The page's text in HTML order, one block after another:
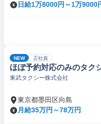
日給1万8000円～1万9000
NEW 正社員
ほぼ予約対応のみのタク
東武タクシー株式会社
東京都墨田区向島
月給35万円～78万円